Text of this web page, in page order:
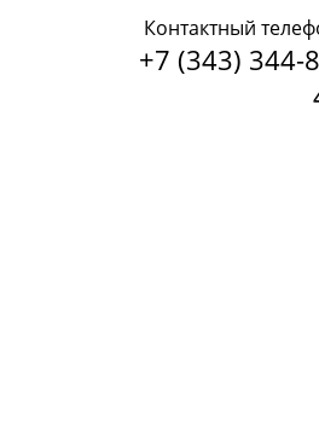
Контактный
+7 (343) 344-